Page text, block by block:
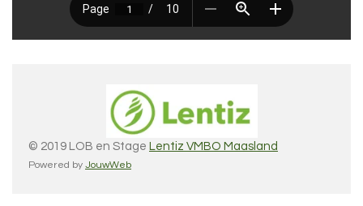
© 2019 LOB en Stage Lentiz VMBO Maasland
Powered by JouwWeb